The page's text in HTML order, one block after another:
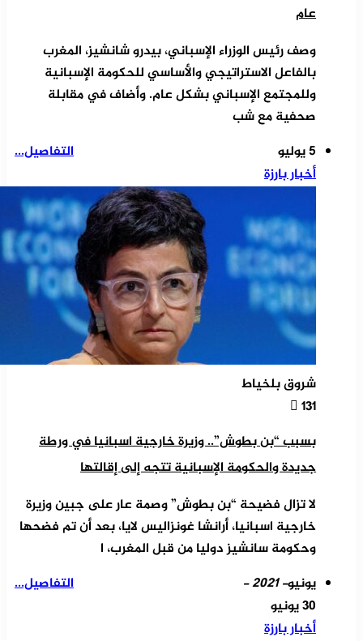
عام
وصف رئيس الوزراء الإسباني، بيدرو شانشيز، المغرب
بالفاعل الاستراتيجي والأساسي للحكومة الإسبانية
وللمجتمع الإسباني بشكل عام. وأضاف في مقابلة
صحفية مع شب
التفاصيل...
5 يوليو
أخبار بارزة
شروق بلخياط
131
بسبب “بن بطوش”.. وزيرة خارجية اسبانيا في ورطة
جديدة والحكومة الإسبانية تتجه إلى إقالتها
لا تزال فضيحة “بن بطوش” وصمة عار على جبين وزيرة
خارجية اسبانيا، أرانشا غونزاليس لايا، بعد أن تم فضحها
وحكومة سانشيز دوليا من قبل المغرب، ا
التفاصيل...
يونيو- 2021 -
30 يونيو
أخبار بارزة